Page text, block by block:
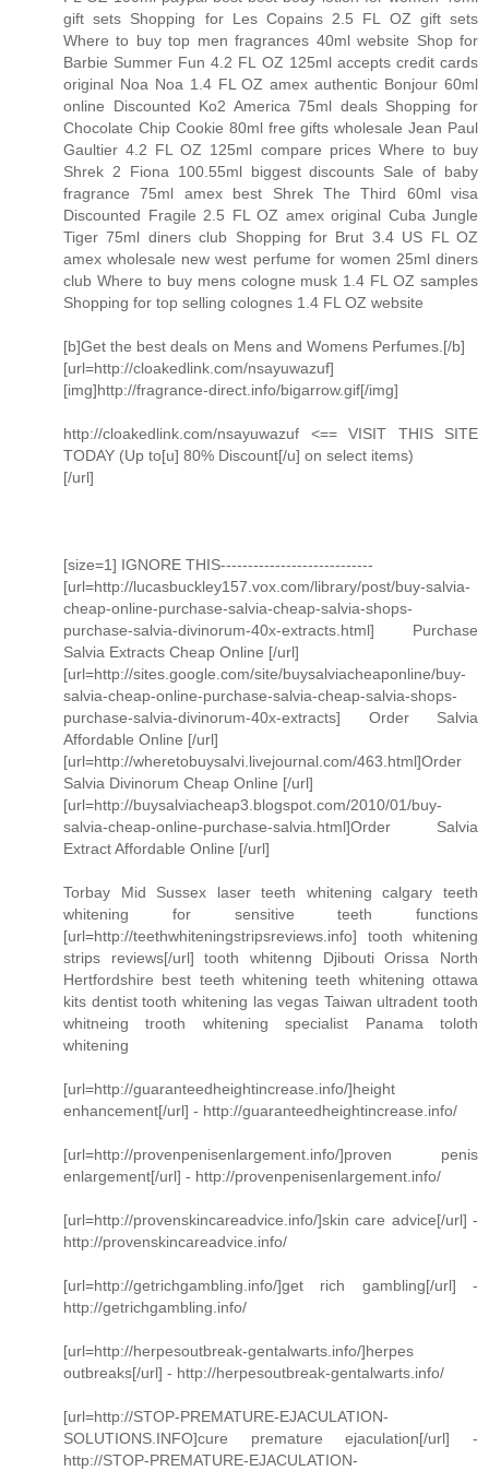
gift sets Shopping for Les Copains 2.5 FL OZ gift sets
Where to buy top men fragrances 40ml website Shop for
Barbie Summer Fun 4.2 FL OZ 125ml accepts credit cards
original Noa Noa 1.4 FL OZ amex authentic Bonjour 60ml
online Discounted Ko2 America 75ml deals Shopping for
Chocolate Chip Cookie 80ml free gifts wholesale Jean Paul
Gaultier 4.2 FL OZ 125ml compare prices Where to buy
Shrek 2 Fiona 100.55ml biggest discounts Sale of baby
fragrance 75ml amex best Shrek The Third 60ml visa
Discounted Fragile 2.5 FL OZ amex original Cuba Jungle
Tiger 75ml diners club Shopping for Brut 3.4 US FL OZ
amex wholesale new west perfume for women 25ml diners
club Where to buy mens cologne musk 1.4 FL OZ samples
Shopping for top selling colognes 1.4 FL OZ website
[b]Get the best deals on Mens and Womens Perfumes.[/b]
[url=http://cloakedlink.com/nsayuwazuf]
[img]http://fragrance-direct.info/bigarrow.gif[/img]
http://cloakedlink.com/nsayuwazuf <== VISIT THIS SITE
TODAY (Up to[u] 80% Discount[/u] on select items)
[/url]
[size=1] IGNORE THIS----------------------------
[url=http://lucasbuckley157.vox.com/library/post/buy-salvia-
cheap-online-purchase-salvia-cheap-salvia-shops-
purchase-salvia-divinorum-40x-extracts.html] Purchase
Salvia Extracts Cheap Online [/url]
[url=http://sites.google.com/site/buysalviacheaponline/buy-
salvia-cheap-online-purchase-salvia-cheap-salvia-shops-
purchase-salvia-divinorum-40x-extracts] Order Salvia
Affordable Online [/url]
[url=http://wheretobuysalvi.livejournal.com/463.html]Order
Salvia Divinorum Cheap Online [/url]
[url=http://buysalviacheap3.blogspot.com/2010/01/buy-
salvia-cheap-online-purchase-salvia.html]Order Salvia
Extract Affordable Online [/url]
Torbay Mid Sussex laser teeth whitening calgary teeth
whitening for sensitive teeth functions
[url=http://teethwhiteningstripsreviews.info] tooth whitening
strips reviews[/url] tooth whitenng Djibouti Orissa North
Hertfordshire best teeth whitening teeth whitening ottawa
kits dentist tooth whitening las vegas Taiwan ultradent tooth
whitneing trooth whitening specialist Panama toloth
whitening
[url=http://guaranteedheightincrease.info/]height
enhancement[/url] - http://guaranteedheightincrease.info/
[url=http://provenpenisenlargement.info/]proven penis
enlargement[/url] - http://provenpenisenlargement.info/
[url=http://provenskincareadvice.info/]skin care advice[/url] -
http://provenskincareadvice.info/
[url=http://getrichgambling.info/]get rich gambling[/url] -
http://getrichgambling.info/
[url=http://herpesoutbreak-gentalwarts.info/]herpes
outbreaks[/url] - http://herpesoutbreak-gentalwarts.info/
[url=http://STOP-PREMATURE-EJACULATION-
SOLUTIONS.INFO]cure premature ejaculation[/url] -
http://STOP-PREMATURE-EJACULATION-